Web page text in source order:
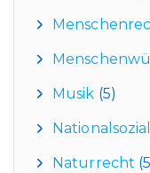
Musik (5)
Naturrecht